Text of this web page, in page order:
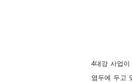
4대강 사업
염두에 두고